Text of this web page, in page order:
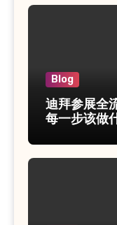
Blog
迪拜参展全
每一步该做